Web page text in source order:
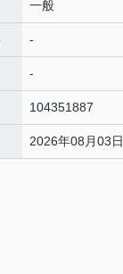
一般
-
-
104351887
2026年08月03日